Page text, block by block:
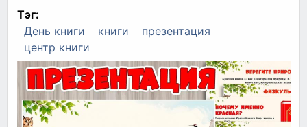
Тэг:
День книги
книги
презентация
центр книги